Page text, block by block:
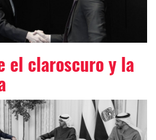
el claroscuro y la